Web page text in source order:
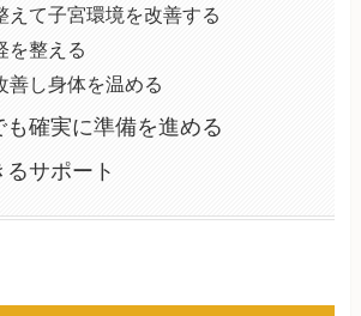
えて子宮環境を改善する
を整える
善し身体を温める
も確実に準備を進める
サポート